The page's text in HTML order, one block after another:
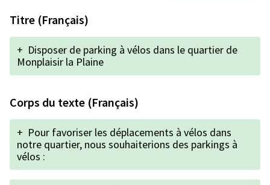
Titre (Français)
+ Disposer de parking à vélos dans le quartier de
Monplaisir la Plaine
Corps du texte (Français)
+ Pour favoriser les déplacements à vélos dans
notre quartier, nous souhaiterions des parkings à
vélos :